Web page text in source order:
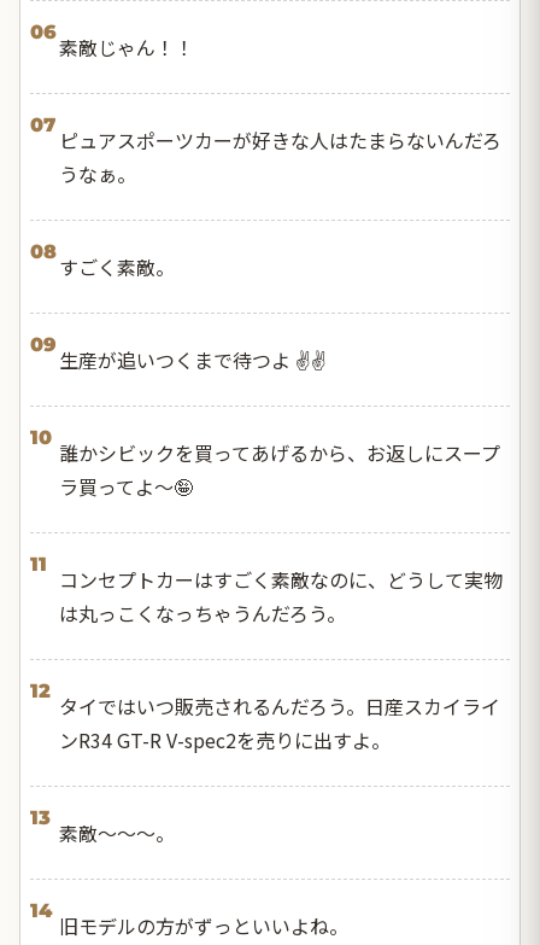
06
素敵じゃん！！
07
ピュアスポーツカーが好きな人はたまらないんだろ
うなぁ。
08
すごく素敵。
09
生産が追いつくまで待つよ ✌️✌️
10
誰かシビックを買ってあげるから、お返しにスープ
ラ買ってよ〜🤪
11
コンセプトカーはすごく素敵なのに、どうして実物
は丸っこくなっちゃうんだろう。
12
タイではいつ販売されるんだろう。日産スカイライ
ンR34 GT-R V-spec2を売りに出すよ。
13
素敵～～～。
14
旧モデルの方がずっといいよね。